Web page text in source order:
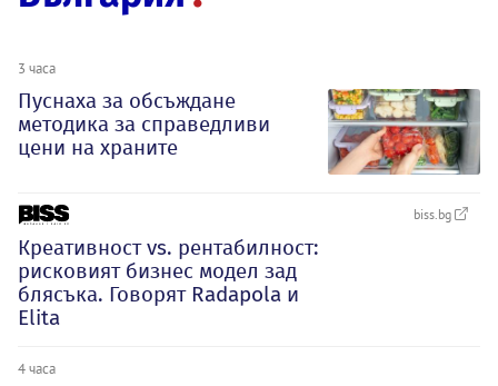
3 часа
Пуснаха за обсъждане
методика за справедливи
цени на храните
biss.bg
Креативност vs. рентабилност:
рисковият бизнес модел зад
блясъка. Говорят Radapola и
Elita
4 часа